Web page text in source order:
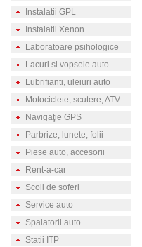
Instalatii GPL
Instalatii Xenon
Laboratoare psihologice
Lacuri si vopsele auto
Lubrifianti, uleiuri auto
Motociclete, scutere, ATV
Navigaţie GPS
Parbrize, lunete, folii
Piese auto, accesorii
Rent-a-car
Scoli de soferi
Service auto
Spalatorii auto
Statii ITP